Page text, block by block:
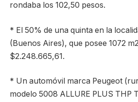
rondaba los 102,50 pesos.
* El 50% de una quinta en la
(Buenos Aires), que posee 1072
$2.248.665,61.
* Un automóvil marca Peugeot
modelo 5008 ALLURE PLUS THP